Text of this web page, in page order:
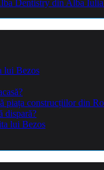
Dentistry din Alba
lui Bezos
piața construcțiilor din
dispară?
lui Bezos